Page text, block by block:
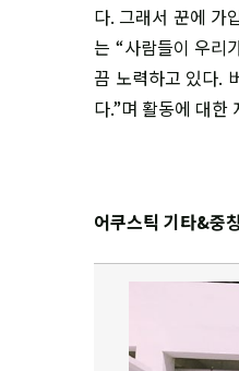
다. 그래서 꾼에 가
는 “사람들이 우리
끔 노력하고 있다.
다.”며 활동에 대한
어쿠스틱 기타&중